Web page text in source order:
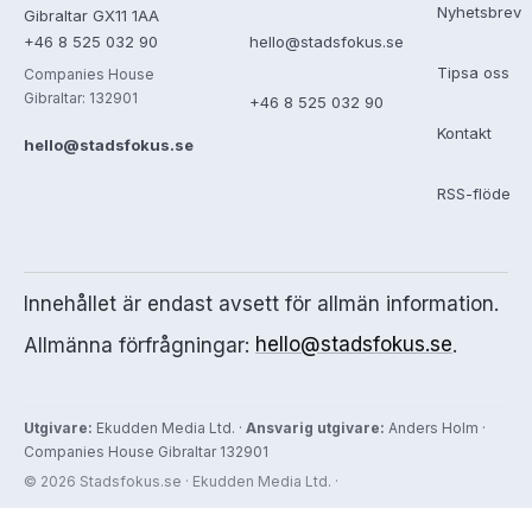
Gibraltar GX11 1AA
+46 8 525 032 90
Companies House
Gibraltar: 132901
hello@stadsfokus.se
hello@stadsfokus.se
+46 8 525 032 90
Nyhetsbrev
Tipsa oss
Kontakt
RSS-flöde
Innehållet är endast avsett för allmän information.
Allmänna förfrågningar: hello@stadsfokus.se.
Utgivare: Ekudden Media Ltd. · Ansvarig utgivare: Anders Holm ·
Companies House Gibraltar 132901
© 2026 Stadsfokus.se · Ekudden Media Ltd. ·